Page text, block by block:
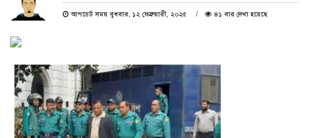
আপডেট সময় বুধবার, ১২ ফেব্রুয়ারী, ২০২৫ ৪১ বার দেখা হয়েছে